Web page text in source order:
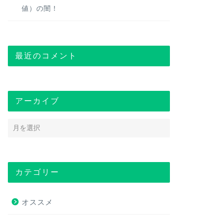
値）の闇！
最近のコメント
アーカイブ
カテゴリー
オススメ